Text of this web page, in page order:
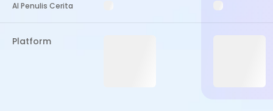
AI Penulis Cerita
Platform